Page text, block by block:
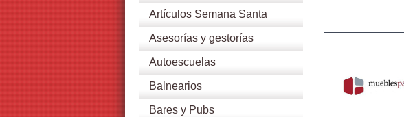
Artículos Semana Santa
Asesorías y gestorías
Autoescuelas
Balnearios
Bares y Pubs